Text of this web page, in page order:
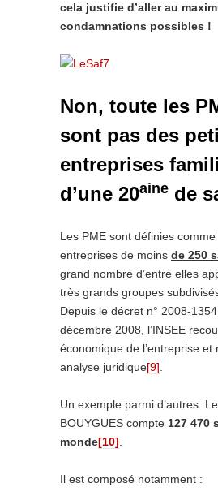
cela justifie d’aller au
condamnations possibles !
Non, toute les
sont pas des
entreprises
d’une 20aine de
Les PME sont définies comme
entreprises de moins de 250
grand nombre d’entre elles
très grands groupes
Depuis le décret n° 2008-
décembre 2008, l’INSEE
économique de l’entreprise et
analyse juridique[9]
Un exemple parmi d’autres.
BOUYGUES compte 127 470
monde[10]
Il est composé notamment :